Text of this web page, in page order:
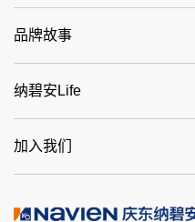
品牌故事
纳碧安Life
加入我们